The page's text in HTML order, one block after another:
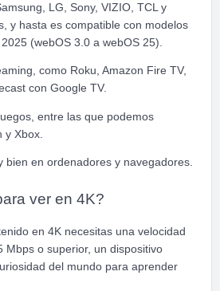
LG, Sony, VIZIO, TCL y
y hasta es compatible con modelos
(webOS 3.0 a webOS 25).
como Roku, Amazon Fire TV,
con Google TV.
entre las que podemos
y Xbox.
bien en ordenadores y navegadores.
ver en 4K?
en 4K necesitas una velocidad
Mbps o superior, un dispositivo
del mundo para aprender